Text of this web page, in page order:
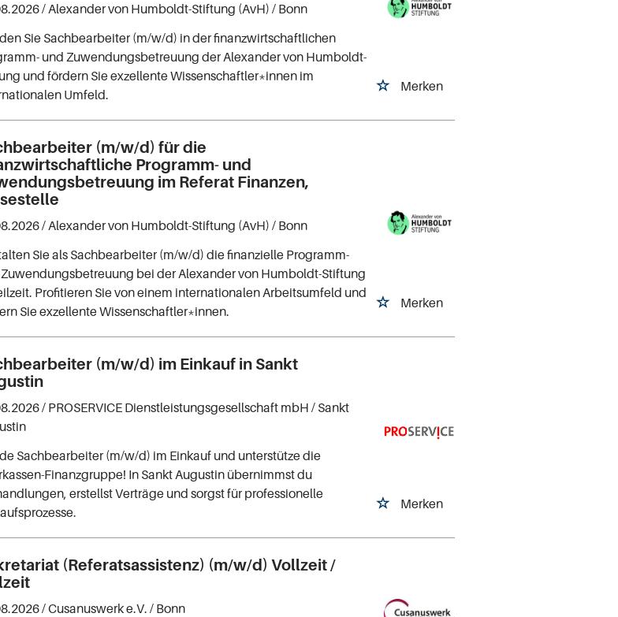
Merken
/Alexander von Humboldt-Stiftung (AvH) / Bonn
Sie Sachbearbeiter (m/w/d) in der finanzwirtschaftlichen
und Zuwendungsbetreuung der Alexander von Humboldt-
und fördern Sie exzellente Wissenschaftler*innen im
Umfeld.
(m/w/d) für die
Programm- und
im Referat Finanzen,
Merken
/Alexander von Humboldt-Stiftung (AvH) / Bonn
Sie als Sachbearbeiter (m/w/d) die finanzielle Programm-
bei der Alexander von Humboldt-Stiftung
Profitieren Sie von einem internationalen Arbeitsumfeld und
Sie exzellente Wissenschaftler*innen.
(m/w/d) im Einkauf in Sankt
Merken
/ PROSERVICE Dienstleistungsgesellschaft mbH / Sankt
Sachbearbeiter (m/w/d) im Einkauf und unterstütze die
Finanzgruppe! In Sankt Augustin übernimmst du
erstellst Verträge und sorgst für professionelle
(Referatsassistenz) (m/w/d) Vollzeit /
/Cusanuswerk e.V. / Bonn